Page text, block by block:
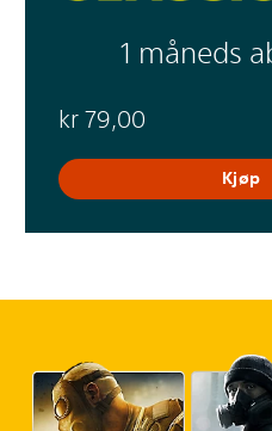
1 måneds
kr 79,00
Kjøp